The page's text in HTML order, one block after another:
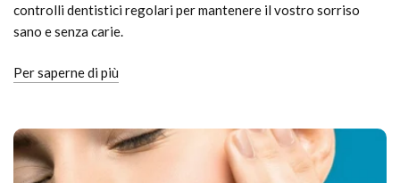
controlli dentistici regolari per mantenere il vostro sorriso
sano e senza carie.
Per saperne di più